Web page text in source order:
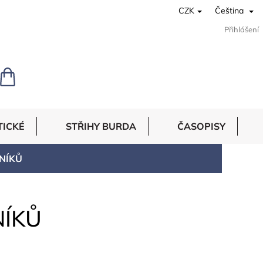
CZK Čeština
Přihlášení
NÁKUPNÍ
KOŠÍK
STŘIHY BURDA ČASOPISY